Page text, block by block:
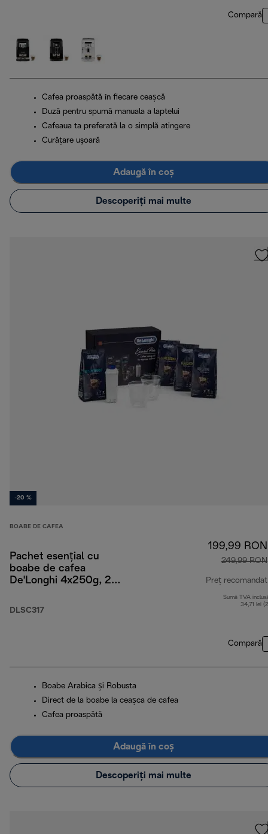
Compară
Cafea proaspătă în fiecare ceașcă
Duză pentru spumă manuala a laptelui
Cafeaua ta preferată la o simplă atingere
Curăţare uşoară
Adaugă în coș
Descoperiți mai multe
-20 %
BOABE DE CAFEA
Pachet esențial cu
boabe de cafea
De'Longhi 4x250g, 2
Cappuccino și filtru de
DLSC317
199,99 RON
249,99 RON
Preț recomandat
Sumă TVA
34,71 lei
Compară
Boabe Arabica și Robusta
Direct de la boabe la ceașca de cafea
Cafea proaspătă
Adaugă în coș
Descoperiți mai multe